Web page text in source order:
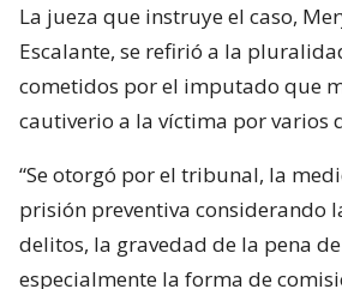
La jueza que instruye el caso,
Escalante, se refirió a la
cometidos por el imputado que
cautiverio a la víctima por varios
“Se otorgó por el tribunal, la
prisión preventiva considerando
delitos, la gravedad de la pena
especialmente la forma de